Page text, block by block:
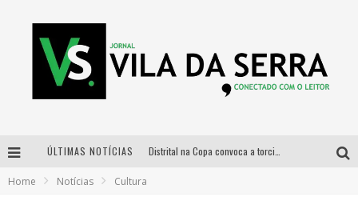
ÚLTIMAS NOTÍCIAS
Home Notícias Cultura